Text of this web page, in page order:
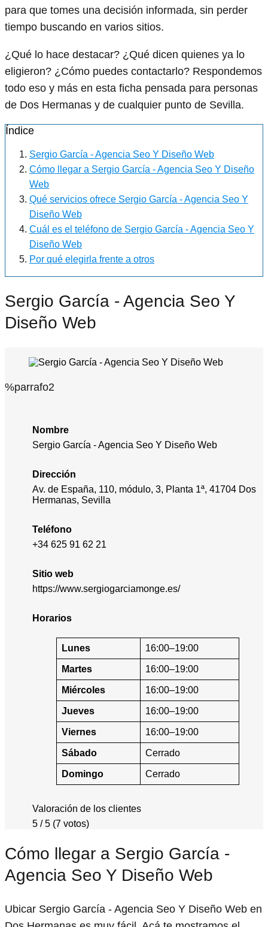
para que tomes una decisión informada, sin perder
tiempo buscando en varios sitios.
¿Qué lo hace destacar? ¿Qué dicen quienes ya lo
eligieron? ¿Cómo puedes contactarlo? Respondemos
todo eso y más en esta ficha pensada para personas
de Dos Hermanas y de cualquier punto de Sevilla.
Índice
Sergio García - Agencia Seo Y Diseño Web
Cómo llegar a Sergio García - Agencia Seo Y Diseño
Web
Qué servicios ofrece Sergio García - Agencia Seo Y
Diseño Web
Cuál es el teléfono de Sergio García - Agencia Seo Y
Diseño Web
Por qué elegirla frente a otros
Sergio García - Agencia Seo Y
Diseño Web
%parrafo2
Nombre
Sergio García - Agencia Seo Y Diseño Web
Dirección
Av. de España, 110, módulo, 3, Planta 1ª, 41704 Dos
Hermanas, Sevilla
Teléfono
+34 625 91 62 21
Sitio web
https://www.sergiogarciamonge.es/
Horarios
Lunes 16:00–19:00
Martes 16:00–19:00
Miércoles 16:00–19:00
Jueves 16:00–19:00
Viernes 16:00–19:00
Sábado Cerrado
Domingo Cerrado
Valoración de los clientes
5 / 5 (7 votos)
Cómo llegar a Sergio García -
Agencia Seo Y Diseño Web
Ubicar Sergio García - Agencia Seo Y Diseño Web en